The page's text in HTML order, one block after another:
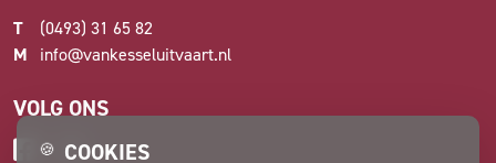
T
(0493) 31 65 82
M
info@vankesseluitvaart.nl
VOLG ONS
🍪 COOKIES